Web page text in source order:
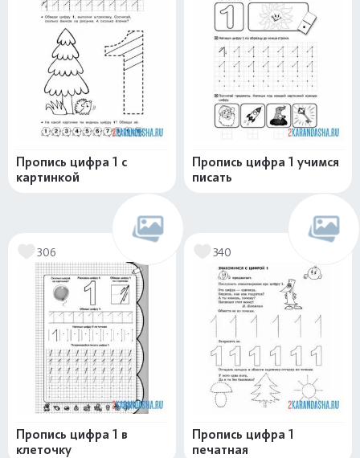
Пропись цифра 1 с
картинкой
Пропись цифра 1 учимся
писать
306
Пропись цифра 1 в
клеточку
340
Пропись цифра 1
печатная